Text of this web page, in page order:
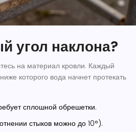
угол наклона?
на материал кровли. Каждый
которого вода начнет протекать
сплошной обрешетки.
стыков можно до 10°).